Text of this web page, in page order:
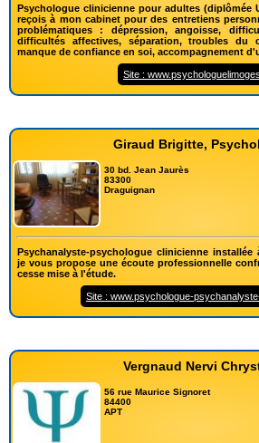
Psychologue clinicienne pour adultes (diplômée
reçois à mon cabinet pour des entretiens
problématiques : dépression, angoisse,
difficultés affectives, séparation, troubles du
manque de confiance en soi, accompagnement
Site :
Giraud Brigitte,
30 bd. Jean Jaurès
83300
Draguignan
Psychanalyste-psychologue clinicienne installée
je vous propose une écoute professionnelle
cesse mise à l'étude.
Site : www.psychologue-
Vergnaud Nervi
56 rue Maurice Signoret
84400
APT